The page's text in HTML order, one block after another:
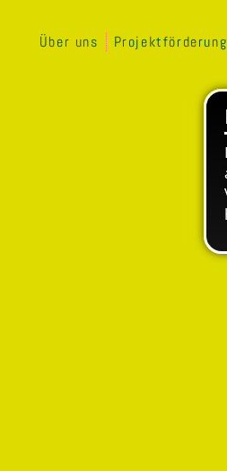
Über uns Projektförderung